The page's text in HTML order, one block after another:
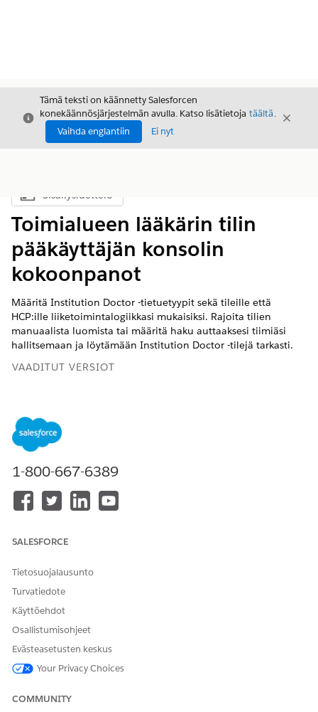
Sulje
Tämä teksti on käännetty Salesforcen
konekäännösjärjestelmän avulla. Katso lisätietoja täältä.
Vaihda englantiin
Ei nyt
Sulje
Näytä sisällysluettelo
Sisällysluettelo
Toimialueen lääkärin tilin
pääkäyttäjän konsolin
kokoonpanot
Määritä Institution Doctor -tietuetyypit sekä tileille että
HCP:ille liiketoimintalogiikkasi mukaisiksi. Rajoita tilien
manuaalista luomista tai määritä haku auttaaksesi tiimiäsi
hallitsemaan ja löytämään Institution Doctor -tilejä tarkasti.
VAADITUT VERSIOT
Käytettävissä:
versioissa Life Sciences Cloudilla, Life Sciences Cloud for
Customer Engagement -lisäosalisenssillä ja Life Sciences
Customer Engagement -hallitulla paketilla.
Institution Doctor -tilien tietuetyyppien määrittäminen
Kartoita Institution Doctor -tilille luomasi tietuetyyppi
tarjoaja -tietuetyyppeihin käyttääksesi Institution Doctor
Poista toimialueen tohtorin tilien luonti käytöstä
Varmista, että Institution Doctor -tilejä ei luoda väärässä
muodossa. Tilien automaattinen luonti noudattaa
Institution Doctor Account Search -suodattimen
HCO-hakutulokset eivät sisällä oletusarvoisesti Institution
haluat auttaa kenttäedustajiasi löytämään Institution
1-800-667-6389
SALESFORCE
Tietosuojalausunto
Turvatiedote
Käyttöehdot
Osallistumisohjeet
Evästeasetusten keskus
Your Privacy Choices
COMMUNITY